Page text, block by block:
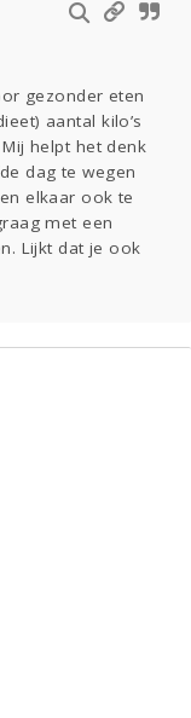
Overig
Lijf & Lijn
Mode & Beauty
Klussen
Aangeboden
gezonder eten
aantal kilo’s
helpt het denk
dag te wegen
elkaar ook te
met een
Lijkt dat je ook